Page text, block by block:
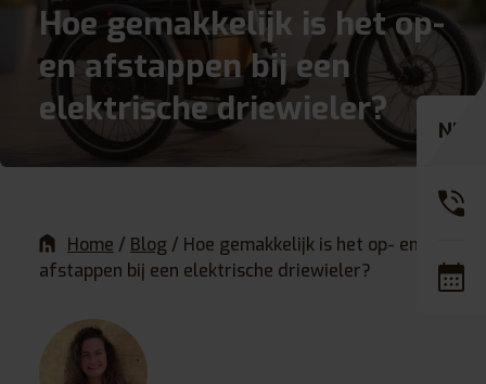
Hoe gemakkelijk is het op-
en afstappen bij een
elektrische driewieler?
Home / Blog / Hoe gemakkelijk is het op- en
afstappen bij een elektrische driewieler?
NL